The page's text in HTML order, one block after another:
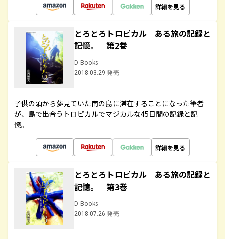
詳細を見る
とろとろトロピカル ある旅の記録と
記憶。 第2巻
D-Books
2018.03.29 発売
子供の頃から夢見ていた南の島に滞在することになった筆者
が、島で出合うトロピカルでマジカルな45日間の記録と記
憶。
詳細を見る
とろとろトロピカル ある旅の記録と
記憶。 第3巻
D-Books
2018.07.26 発売